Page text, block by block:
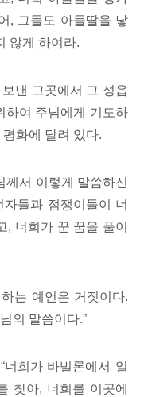
, 그들도 아들딸을 낳
않게 하여라.
낸 그곳에서 그 성읍
하여 주님에게 기도하
화에 달려 있다.
서 이렇게 말씀하신
들과 점쟁이들이 너
, 너희가 꾼 꿈을 풀이
는 예언은 거짓이다.
의 말씀이다.”
너희가 바빌론에서 일
찾아, 너희를 이곳에